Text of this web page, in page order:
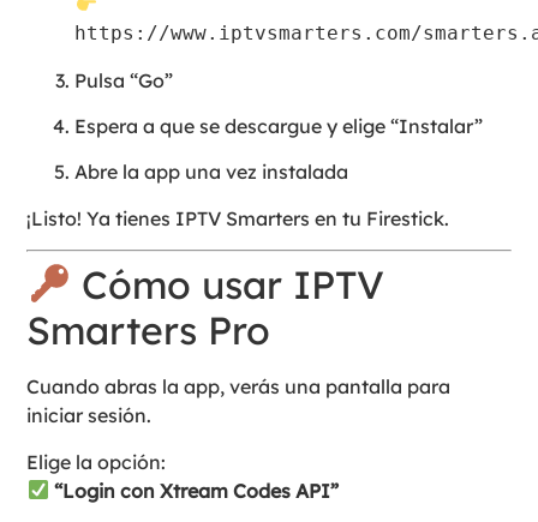
https://www.iptvsmarters.com/
Pulsa “Go”
Espera a que se descargue y elige “Instalar”
Abre la app una vez instalada
¡Listo! Ya tienes IPTV Smarters en tu Firestick.
Cómo usar IPTV
Smarters Pro
Cuando abras la app, verás una pantalla para
iniciar sesión.
Elige la opción:
“Login con Xtream Codes API”